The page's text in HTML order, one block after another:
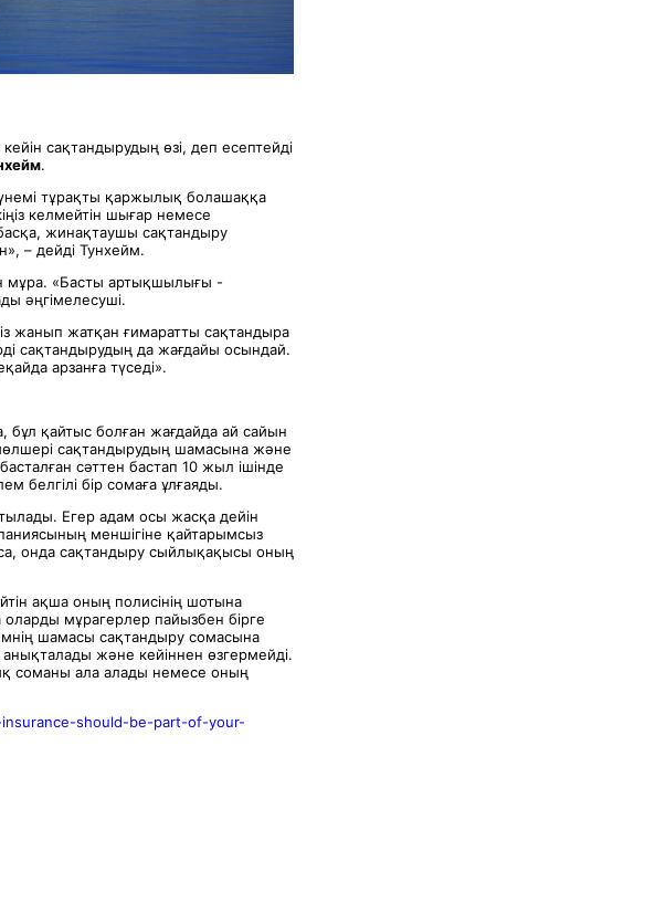
сақтандырудың өзі, деп есептейді
.
тұрақты қаржылық болашаққа
келмейтін шығар немесе
жинақтаушы сақтандыру
– дейді Тунхейм.
мұра. «Басты артықшылығы -
әңгімелесуші.
жанып жатқан ғимаратты сақтандыра
сақтандырудың да жағдайы осындай.
арзанға түседі».
бұл қайтыс болған жағдайда ай сайын
сақтандырудың шамасына және
сәттен бастап 10 жыл ішінде
белгілі бір сомаға ұлғаяды.
Егер адам осы жасқа дейін
меншігіне қайтарымсыз
онда сақтандыру сыйлықақысы оның
ақша оның полисінің шотына
мұрагерлер пайызбен бірге
шамасы сақтандыру сомасына
және кейіннен өзгермейді.
соманы ала алады немесе оның
should-be-part-of-your-